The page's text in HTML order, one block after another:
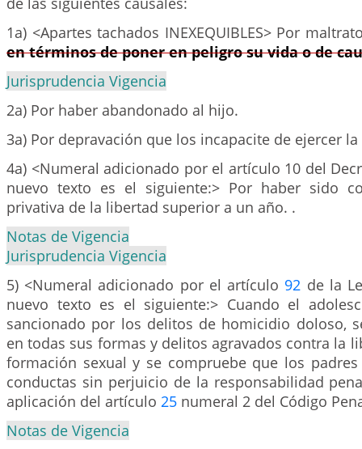
1a) <Apartes tachados INEXEQUIBLES> Por
en términos de poner en peligro su vida o de
Jurisprudencia Vigencia
2a) Por haber abandonado al hijo.
3a) Por depravación que los incapacite de ejercer
4a) <Numeral adicionado por el artículo 10 del
nuevo texto es el siguiente:> Por haber sido
privativa de la libertad superior a un año. .
Notas de Vigencia
Jurisprudencia Vigencia
5) <Numeral adicionado por el artículo 92 de la
nuevo texto es el siguiente:> Cuando el
sancionado por los delitos de homicidio doloso,
en todas sus formas y delitos agravados contra la
formación sexual y se compruebe que los
conductas sin perjuicio de la responsabilidad
aplicación del artículo 25 numeral 2 del Código
Notas de Vigencia